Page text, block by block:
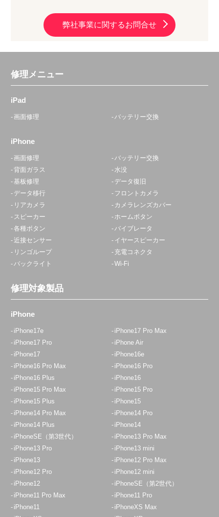
弊社事業に関するお問合せ
修理メニュー
iPad
画面修理 バッテリー交換
iPhone
画面修理
バッテリー交換
背面ガラス
水没
基板修理
データ復旧
データ移行
フロントカメラ
リアカメラ
カメラレンズカバー
スピーカー
ホームボタン
各種ボタン
バイブレータ
近接センサー
イヤースピーカー
リンゴループ
充電コネクタ
バックライト
Wi-Fi
修理対象製品
iPhone
iPhone17e
iPhone17 Pro Max
iPhone17 Pro
iPhone Air
iPhone17
iPhone16e
iPhone16 Pro Max
iPhone16 Pro
iPhone16 Plus
iPhone16
iPhone15 Pro Max
iPhone15 Pro
iPhone15 Plus
iPhone15
iPhone14 Pro Max
iPhone14 Pro
iPhone14 Plus
iPhone14
iPhoneSE（第3世代）
iPhone13 Pro Max
iPhone13 Pro
iPhone13 mini
iPhone13
iPhone12 Pro Max
iPhone12 Pro
iPhone12 mini
iPhone12
iPhoneSE（第2世代）
iPhone11 Pro Max
iPhone11 Pro
iPhone11
iPhoneXS Max